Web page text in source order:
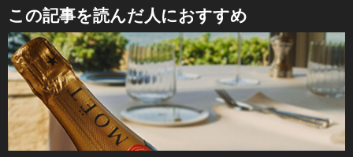
この記事を読んだ人におすすめ